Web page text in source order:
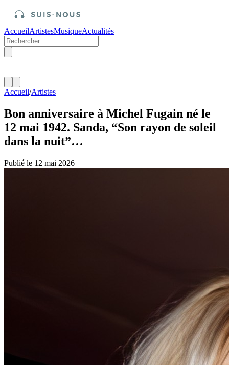
AccueilArtistesMusiqueActualités
Accueil/Artistes
Bon anniversaire à Michel Fugain né le
12 mai 1942. Sanda, “Son rayon de soleil
dans la nuit”…
Publié le 12 mai 2026